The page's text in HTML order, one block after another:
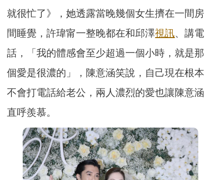
就很忙了》，她透露當晚幾個女生擠在一間房
間睡覺，許瑋甯一整晚都在和邱澤視訊、講電
話，「我的體感會至少超過一個小時，就是那
個愛是很濃的」，陳意涵笑說，自己現在根本
不會打電話給老公，兩人濃烈的愛也讓陳意涵
直呼羨慕。